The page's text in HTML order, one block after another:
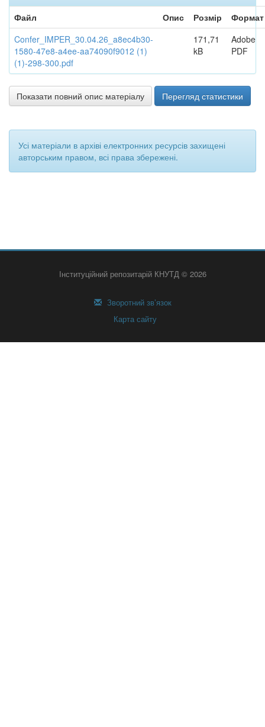
Файл
Опис Розмір
Формат
Confer_IMPER_30.04.26_a8ec4b30-
1580-47e8-a4ee-aa74090f9012 (1)
(1)-298-300.pdf
171,71
kB
Adobe
PDF
Показати повний опис матеріалу Перегляд статистики
Усі матеріали в архіві електронних ресурсів захищені
авторським правом, всі права збережені.
Інституційний репозитарій КНУТД © 2026
Зворотний зв’язок
Карта сайту